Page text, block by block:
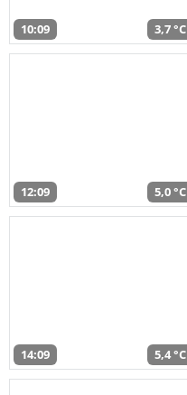
10:09 3,7 °C
12:09 5,0 °C
14:09 5,4 °C